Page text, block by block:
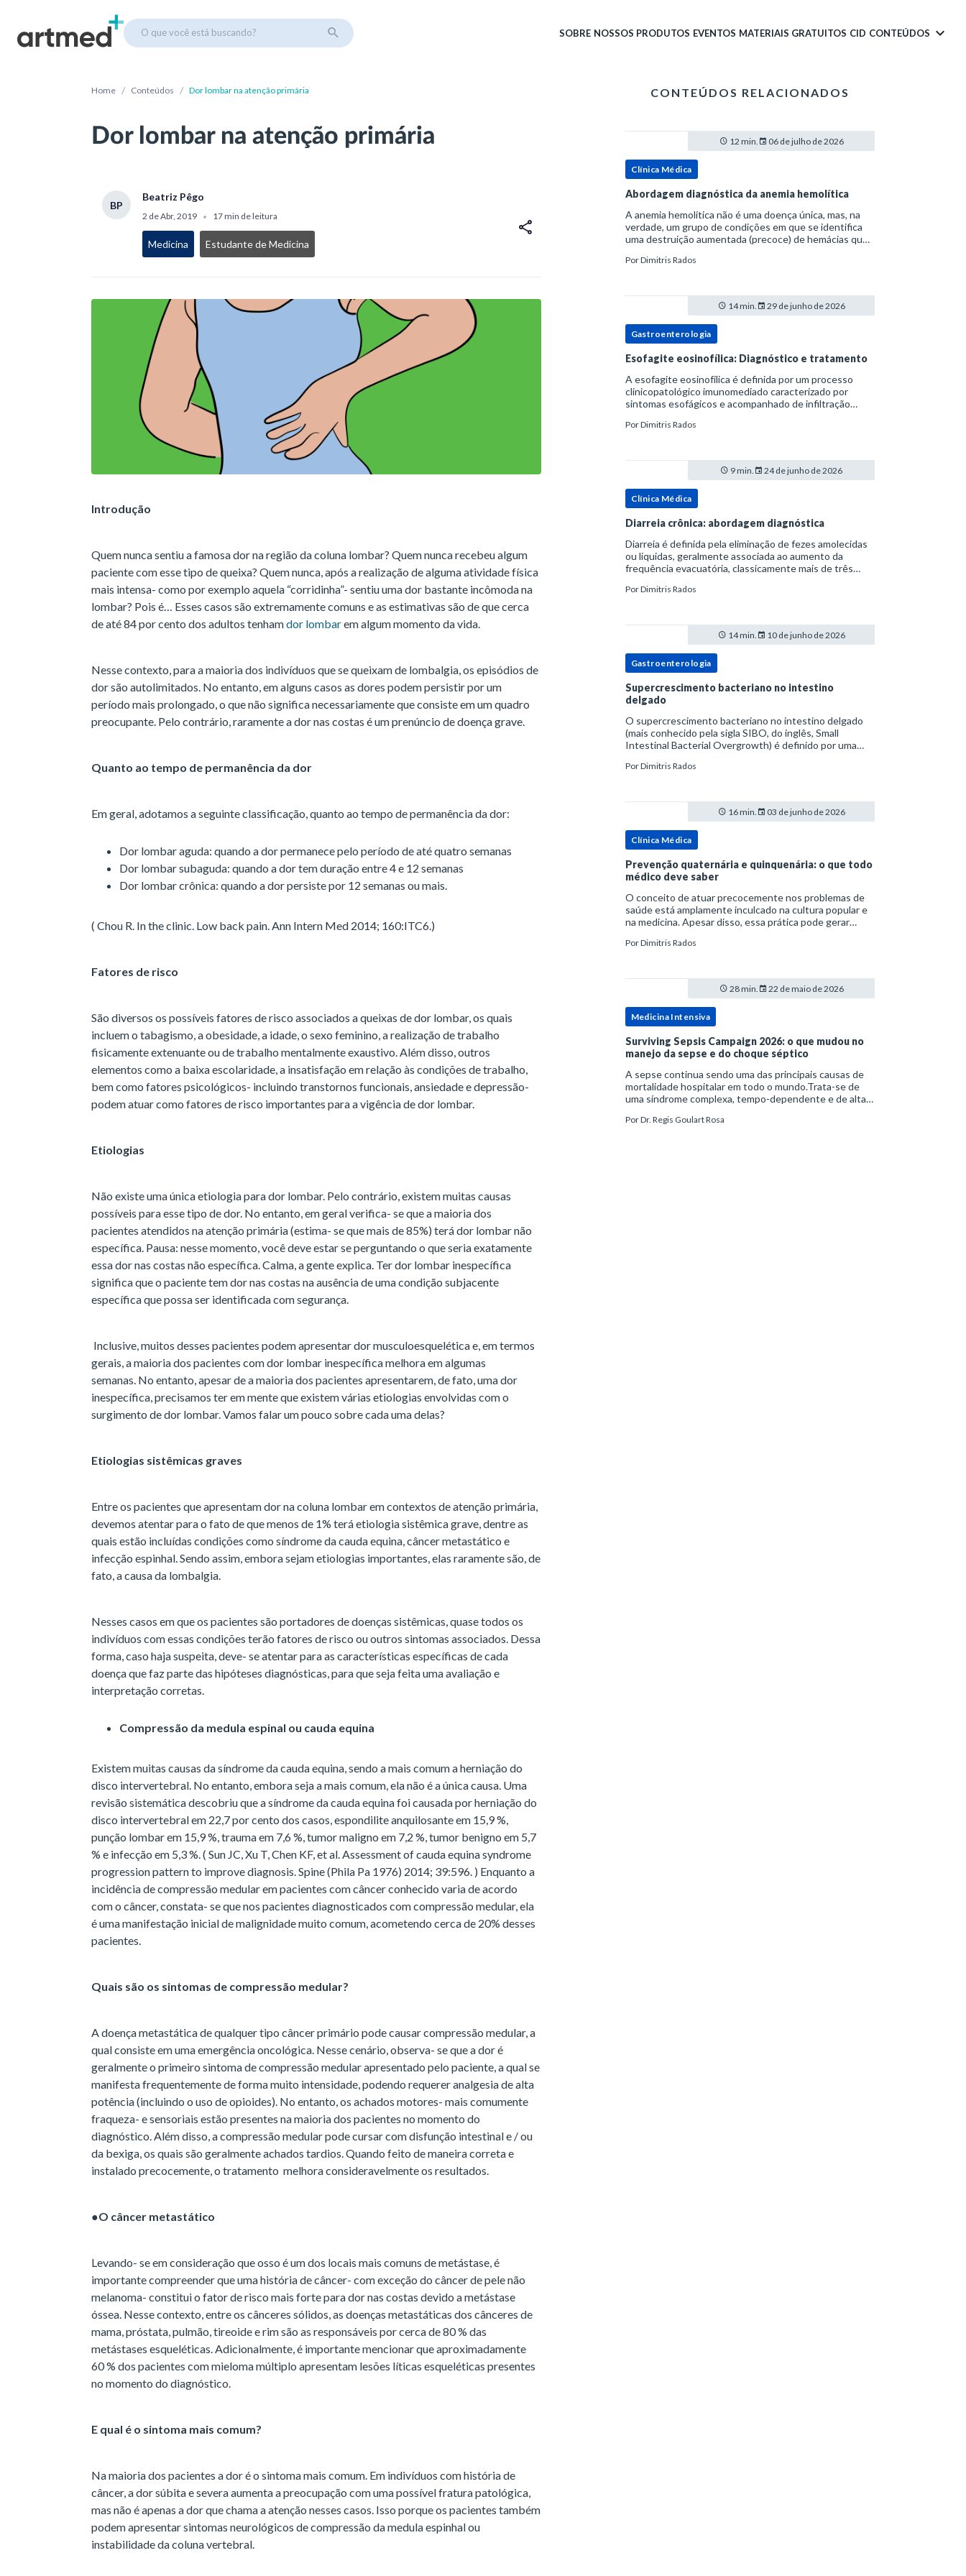
O que você está buscando? SOBRE NOSSOS PRODUTOS EVENTOS MATERIAIS GRATUITOS CID CONTEÚDOS
Home / Conteúdos / Dor lombar na atenção primária
Dor lombar na atenção primária
BP
Beatriz Pêgo
2 de Abr, 2019 • 17 min de leitura
Medicina Estudante de Medicina
Introdução
Quem nunca sentiu a famosa dor na região da coluna lombar? Quem nunca recebeu algum
paciente com esse tipo de queixa? Quem nunca, após a realização de alguma atividade física
mais intensa- como por exemplo aquela “corridinha”- sentiu uma dor bastante incômoda na
lombar? Pois é… Esses casos são extremamente comuns e as estimativas são de que cerca
de até 84 por cento dos adultos tenhamdor lombarem algum momento da vida.
Nesse contexto, para a maioria dos indivíduos que se queixam de lombalgia, os episódios de
dor são autolimitados. No entanto, em alguns casos as dores podem persistir por um
período mais prolongado, o que não significa necessariamente que consiste em um quadro
preocupante. Pelo contrário, raramente a dor nas costas é um prenúncio de doença grave.
Quanto ao tempo de permanência da dor
Em geral, adotamos a seguinte classificação, quanto ao tempo de permanência da dor:
Dor lombar aguda: quando a dor permanece pelo período de até quatro semanas
Dor lombar subaguda: quando a dor tem duração entre 4 e 12 semanas
Dor lombar crônica: quando a dor persiste por 12 semanas ou mais.
( Chou R. In the clinic. Low back pain. Ann Intern Med 2014; 160:ITC6.)
Fatores de risco
São diversos os possíveis fatores de risco associados a queixas de dor lombar, os quais
incluem o tabagismo, a obesidade, a idade, o sexo feminino, a realização de trabalho
fisicamente extenuante ou de trabalho mentalmente exaustivo. Além disso, outros
elementos como a baixa escolaridade, a insatisfação em relação às condições de trabalho,
bem como fatores psicológicos- incluindo transtornos funcionais, ansiedade e depressão-
podem atuar como fatores de risco importantes para a vigência de dor lombar.
Etiologias
Não existe uma única etiologia para dor lombar. Pelo contrário, existem muitas causas
possíveis para esse tipo de dor. No entanto, em geral verifica- se que a maioria dos
pacientes atendidos na atenção primária (estima- se que mais de 85%) terá dor lombar não
específica. Pausa: nesse momento, você deve estar se perguntando o que seria exatamente
essa dor nas costas não específica. Calma, a gente explica. Ter dor lombar inespecífica
significa que o paciente tem dor nas costas na ausência de uma condição subjacente
específica que possa ser identificada com segurança.
Inclusive, muitos desses pacientes podem apresentar dor musculoesquelética e, em termos
gerais, a maioria dos pacientes com dor lombar inespecífica melhora em algumas
semanas. No entanto, apesar de a maioria dos pacientes apresentarem, de fato, uma dor
inespecífica, precisamos ter em mente que existem várias etiologias envolvidas com o
surgimento de dor lombar. Vamos falar um pouco sobre cada uma delas?
Etiologias sistêmicas graves
Entre os pacientes que apresentam dor na coluna lombar em contextos de atenção primária,
devemos atentar para o fato de que menos de 1% terá etiologia sistêmica grave, dentre as
quais estão incluídas condições como síndrome da cauda equina, câncer metastático e
infecção espinhal. Sendo assim, embora sejam etiologias importantes, elas raramente são, de
fato, a causa da lombalgia.
Nesses casos em que os pacientes são portadores de doenças sistêmicas, quase todos os
indivíduos com essas condições terão fatores de risco ou outros sintomas associados. Dessa
forma, caso haja suspeita, deve- se atentar para as características específicas de cada
doença que faz parte das hipóteses diagnósticas, para que seja feita uma avaliação e
interpretação corretas.
Compressão da medula espinal ou cauda equina
Existem muitas causas da síndrome da cauda equina, sendo a mais comum a herniação do
disco intervertebral. No entanto, embora seja a mais comum, ela não é a única causa. Uma
revisão sistemática descobriu que a síndrome da cauda equina foi causada por herniação do
disco intervertebral em 22,7 por cento dos casos, espondilite anquilosante em 15,9 %,
punção lombar em 15,9 %, trauma em 7,6 %, tumor maligno em 7,2 %, tumor benigno em 5,7
% e infecção em 5,3 %. ( Sun JC, Xu T, Chen KF, et al. Assessment of cauda equina syndrome
progression pattern to improve diagnosis. Spine (Phila Pa 1976) 2014; 39:596. ) Enquanto a
incidência de compressão medular em pacientes com câncer conhecido varia de acordo
com o câncer, constata- se que nos pacientes diagnosticados com compressão medular, ela
é uma manifestação inicial de malignidade muito comum, acometendo cerca de 20% desses
pacientes.
Quais são os sintomas de compressão medular?
A doença metastática de qualquer tipo câncer primário pode causar compressão medular, a
qual consiste em uma emergência oncológica. Nesse cenário, observa- se que a dor é
geralmente o primeiro sintoma de compressão medular apresentado pelo paciente, a qual se
manifesta frequentemente de forma muito intensidade, podendo requerer analgesia de alta
potência (incluindo o uso de opioides). No entanto, os achados motores- mais comumente
fraqueza- e sensoriais estão presentes na maioria dos pacientes no momento do
diagnóstico. Além disso, a compressão medular pode cursar com disfunção intestinal e / ou
da bexiga, os quais são geralmente achados tardios. Quando feito de maneira correta e
instalado precocemente, o tratamento melhora consideravelmente os resultados.
●O câncer metastático
Levando- se em consideração que osso é um dos locais mais comuns de metástase, é
importante compreender que uma história de câncer- com exceção do câncer de pele não
melanoma- constitui o fator de risco mais forte para dor nas costas devido a metástase
óssea. Nesse contexto, entre os cânceres sólidos, as doenças metastáticas dos cânceres de
mama, próstata, pulmão, tireoide e rim são as responsáveis por cerca de 80 % das
metástases esqueléticas. Adicionalmente, é importante mencionar que aproximadamente
60 % dos pacientes com mieloma múltiplo apresentam lesões líticas esqueléticas presentes
no momento do diagnóstico.
E qual é o sintoma mais comum?
Na maioria dos pacientes a dor é o sintoma mais comum. Em indivíduos com história de
câncer, a dor súbita e severa aumenta a preocupação com uma possível fratura patológica,
mas não é apenas a dor que chama a atenção nesses casos. Isso porque os pacientes também
podem apresentar sintomas neurológicos de compressão da medula espinhal ou
instabilidade da coluna vertebral.
CONTEÚDOS RELACIONADOS
12 min. 06 de julho de 2026
Clínica Médica
Abordagem diagnóstica da anemia hemolítica
A anemia hemolítica não é uma doença única, mas, na
verdade, um grupo de condições em que se identifica
uma destruição aumentada (precoce) de hemácias que
óssea.Como a vida média normal da hemácia é de apro
PorDimitris Rados
14 min. 29 de junho de 2026
Gastroenterologia
Esofagite eosinofílica: Diagnóstico e tratamento
A esofagite eosinofílica é definida por um processo
clinicopatológico imunomediado caracterizado por
sintomas esofágicos e acompanhado de infiltração
dentro do espectro da doença do refluxo gastr
PorDimitris Rados
9 min. 24 de junho de 2026
Clínica Médica
Diarreia crônica: abordagem diagnóstica
Diarreia é definida pela eliminação de fezes amolecidas
ou líquidas, geralmente associada ao aumento da
frequência evacuatória, classicamente mais de três
prática, a consistência das fezes costuma s
PorDimitris Rados
14 min. 10 de junho de 2026
Gastroenterologia
Supercrescimento bacteriano no intestino
delgado
O supercrescimento bacteriano no intestino delgado
(mais conhecido pela sigla SIBO, do inglês, Small
Intestinal Bacterial Overgrowth) é definido por uma
específica de disbiose do trato digestivo. P
PorDimitris Rados
16 min. 03 de junho de 2026
Clínica Médica
Prevenção quaternária e quinquenária: o que todo
médico deve saber
O conceito de atuar precocemente nos problemas de
saúde está amplamente inculcado na cultura popular e
na medicina. Apesar disso, essa prática pode gerar
tratamentos podem advir de prevenção excessiva
PorDimitris Rados
28 min. 22 de maio de 2026
Medicina Intensiva
Surviving Sepsis Campaign 2026: o que mudou no
manejo da sepse e do choque séptico
A sepse continua sendo uma das principais causas de
mortalidade hospitalar em todo o mundo.Trata-se de
uma síndrome complexa, tempo-dependente e de alta
manejo estruturado são determinantes para o desfe
PorDr. Regis Goulart Rosa